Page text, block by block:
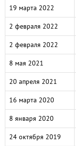
19 марта 2022
2 февраля 2022
2 февраля 2022
8 мая 2021
20 апреля 2021
16 марта 2020
8 января 2020
24 октября 2019